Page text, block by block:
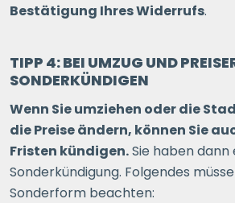
Bestätigung Ihres Widerrufs.
TIPP 4: BEI UMZUG UND
SONDERKÜNDIGEN
Wenn Sie umziehen oder die
die Preise ändern, können Sie
Fristen kündigen.Sie haben dann
Sonderkündigung. Folgendes
Sonderform beachten: